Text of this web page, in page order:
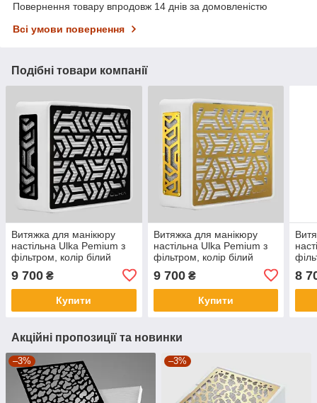
Повернення товару впродовж 14 днів за домовленістю
Всі умови повернення
Подібні товари компанії
Витяжка для манікюру
настільна Ulka Pemium з
фільтром, колір білий
9 700 ₴
Купити
Витяжка для манікюру
настільна Ulka Pemium з
фільтром, колір білий
9 700₴
Купити
8
Акційні пропозиції та новинки
–3% –3%